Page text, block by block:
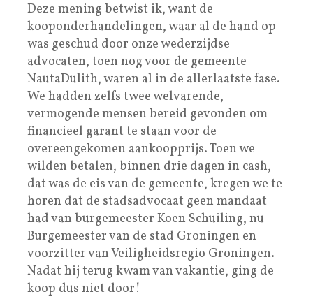
Deze mening betwist ik, want de
kooponderhandelingen, waar al de hand op
was geschud door onze wederzijdse
advocaten, toen nog voor de gemeente
NautaDulith, waren al in de allerlaatste fase.
We hadden zelfs twee welvarende,
vermogende mensen bereid gevonden om
financieel garant te staan voor de
overeengekomen aankoopprijs. Toen we
wilden betalen, binnen drie dagen in cash,
dat was de eis van de gemeente, kregen we te
horen dat de stadsadvocaat geen mandaat
had van burgemeester Koen Schuiling, nu
Burgemeester van de stad Groningen en
voorzitter van Veiligheidsregio Groningen.
Nadat hij terug kwam van vakantie, ging de
koop dus niet door!